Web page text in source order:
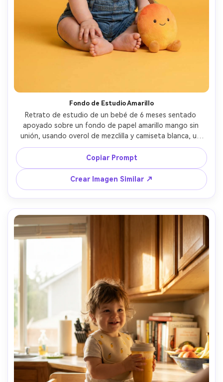
Fondo de Estudio Amarillo
Retrato de estudio de un bebé de 6 meses sentado
apoyado sobre un fondo de papel amarillo mango sin
unión, usando overol de mezclilla y camiseta blanca, un
solo peluche de mango a su lado, iluminación de softbox
con sombras suaves, Fujifilm GFX 100S, 110mm f/2,
composición centrada, aspecto ultra limpio de clave alta,
detalle fotorrealista de la piel, ojos nítidos, accesorios
mínimos --ar 4:5
Copiar Prompt
Crear Imagen Similar ↗